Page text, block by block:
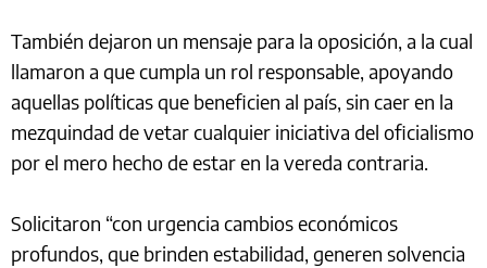
También dejaron un mensaje para la oposición, a la cual
llamaron a que cumpla un rol responsable, apoyando
aquellas políticas que beneficien al país, sin caer en la
mezquindad de vetar cualquier iniciativa del oficialismo
por el mero hecho de estar en la vereda contraria.
Solicitaron “con urgencia cambios económicos
profundos, que brinden estabilidad, generen solvencia